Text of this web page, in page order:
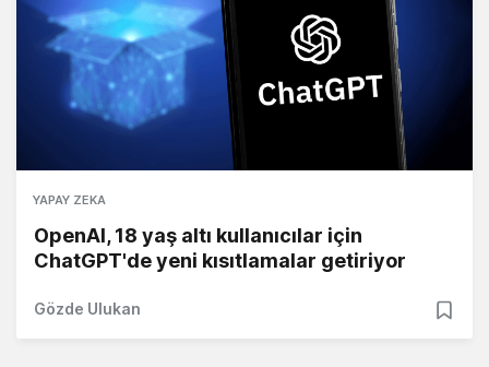
YAPAY ZEKA
OpenAI, 18 yaş altı kullanıcılar için
ChatGPT'de yeni kısıtlamalar getiriyor
Gözde Ulukan